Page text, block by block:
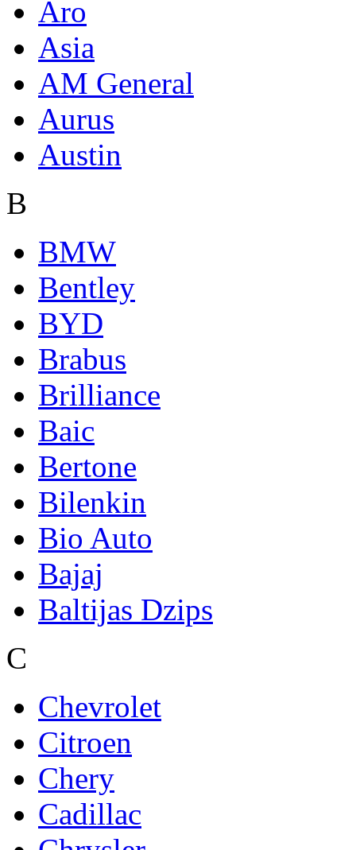
Aro
Asia
AM General
Aurus
Austin
B
BMW
Bentley
BYD
Brabus
Brilliance
Baic
Bertone
Bilenkin
Bio Auto
Bajaj
Baltijas Dzips
C
Chevrolet
Citroen
Chery
Cadillac